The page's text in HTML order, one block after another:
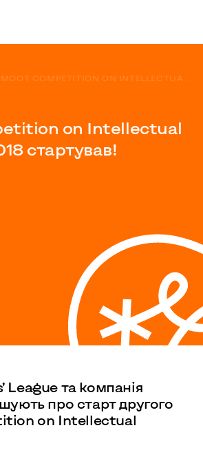
on Intellectual
стартував!
League​ та компанія
про старт другого
on Intellectual